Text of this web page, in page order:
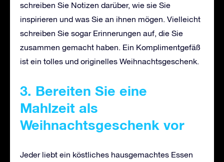
schreiben Sie Notizen darüber, wie sie Sie
inspirieren und was Sie an ihnen mögen. Vielleicht
schreiben Sie sogar Erinnerungen auf, die Sie
zusammen gemacht haben. Ein Komplimentgefäß
ist ein tolles und originelles Weihnachtsgeschenk.
3. Bereiten Sie eine
Mahlzeit als
Weihnachtsgeschenk vor
Jeder liebt ein köstliches hausgemachtes Essen